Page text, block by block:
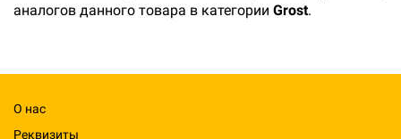
аналогов данного товара в категории Grost.
О нас
Реквизиты